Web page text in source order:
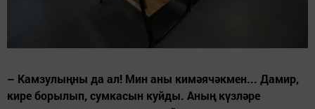
– Камзулыңны да ал! Мин аны кимәячәкмен... Дамир,
кире борылып, сумкасын куйды. Аның күзләре